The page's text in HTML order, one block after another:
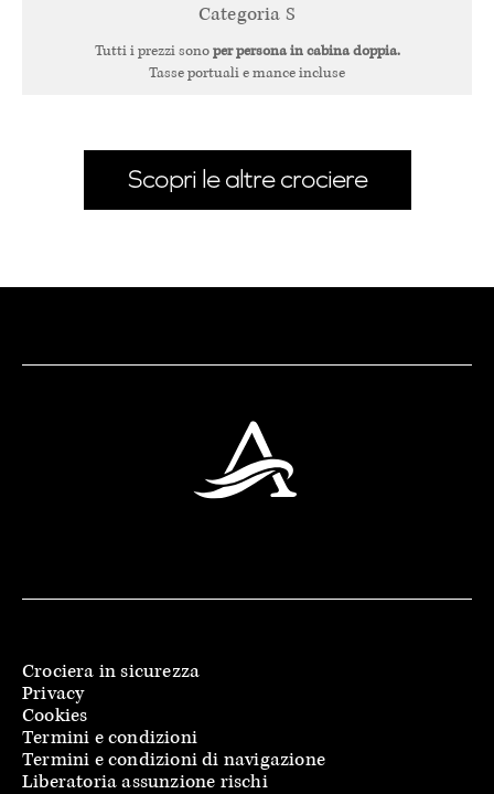
Categoria S
Tutti i prezzi sonoper persona in cabina doppia.
Tasse portuali e mance incluse
Scopri le altre crociere
Crociera in sicurezza
Privacy
Cookies
Termini e condizioni
Termini e condizioni di navigazione
Liberatoria assunzione rischi